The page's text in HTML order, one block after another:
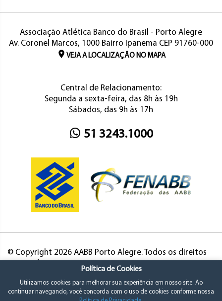
Associação Atlética Banco do Brasil - Porto Alegre
Av. Coronel Marcos, 1000 Bairro Ipanema CEP 91760-000
VEJA A LOCALIZAÇÃO NO MAPA
Central de Relacionamento:
Segunda a sexta-feira, das 8h às 19h
Sábados, das 9h às 17h
51 3243.1000
© Copyright 2026 AABB Porto Alegre. Todos os direitos
Política de Cookies
Utilizamos cookies para melhorar sua experiência em nosso site. Ao
continuar navegando, você concorda com o uso de cookies conforme nossa